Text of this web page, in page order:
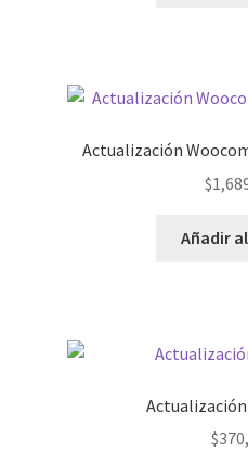
Actualización
$
Añadir
$